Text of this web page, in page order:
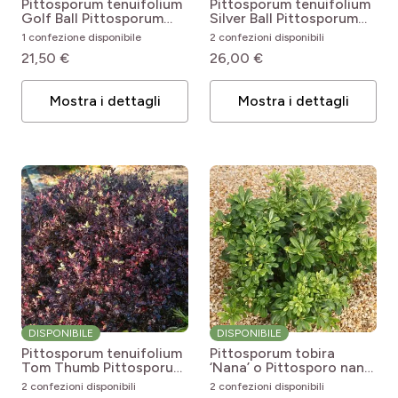
Pittosporum tenuifolium
Golf Ball Pittosporum
tenuifolium Golf ball
1 confezione disponibile
21,50 €
Mostra i dettagli
Pittosporum tenuifolium
Silver Ball Pittosporum
tenuifolium Silver Ball
2 confezioni disponibili
26,00 €
Mostra i dettagli
DISPONIBILE
Pittosporum tenuifolium
Tom Thumb Pittosporum
tenuifolium Tom Thumb
2 confezioni disponibili
DISPONIBILE
Pittosporum tobira
‘Nana’ o Pittosporo nano
del Giappone
2 confezioni disponibili